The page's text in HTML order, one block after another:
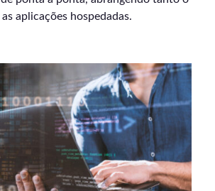
aplicações hospedadas.